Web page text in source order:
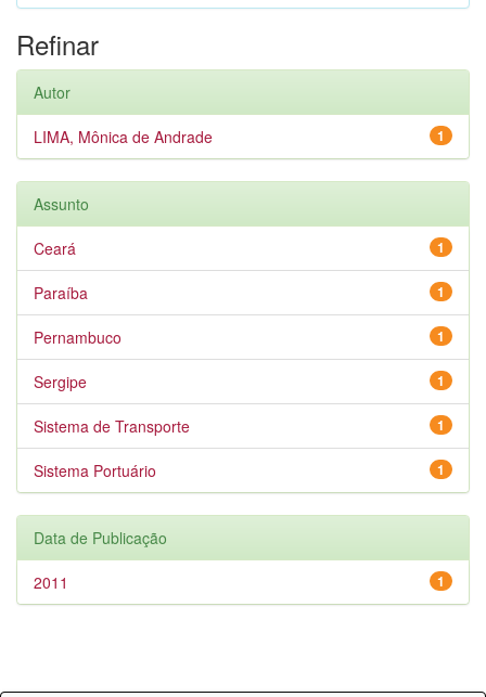
Refinar
Autor
1
LIMA, Mônica de Andrade
Assunto
1
Ceará
1
Paraíba
1
Pernambuco
1
Sergipe
1
Sistema de Transporte
1
Sistema Portuário
Data de Publicação
1
2011